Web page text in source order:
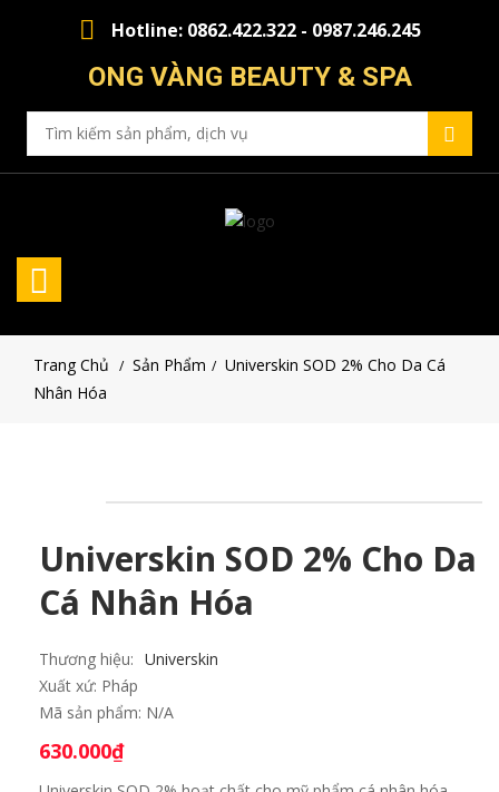
Hotline: 0862.422.322 - 0987.246.245
ONG VÀNG BEAUTY & SPA
Trang Chủ / Sản Phẩm / Universkin SOD 2% Cho Da Cá
Nhân Hóa
Universkin SOD 2% Cho Da
Cá Nhân Hóa
Thương hiệu: Universkin
Xuất xứ: Pháp
Mã sản phẩm: N/A
630.000₫